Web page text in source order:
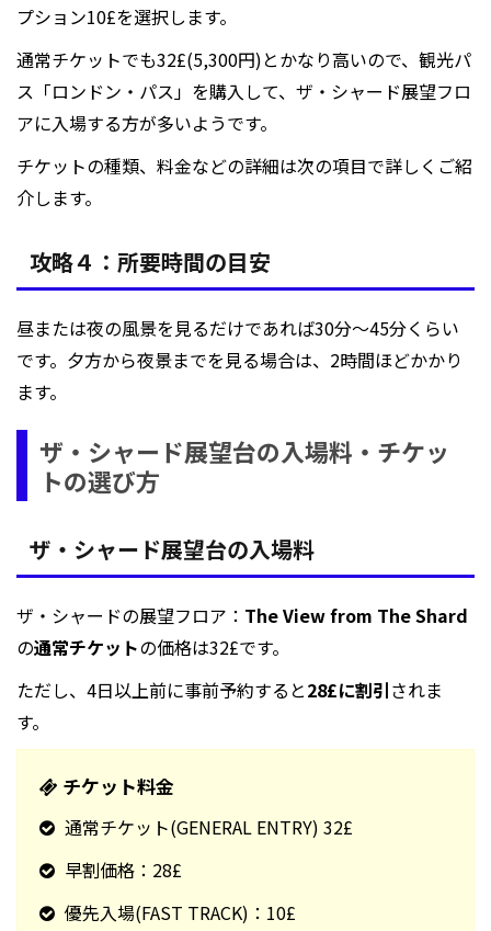
プション10£を選択します。
通常チケットでも32£(5,300円)とかなり高いので、観光パ
ス「ロンドン・パス」を購入して、ザ・シャード展望フロ
アに入場する方が多いようです。
チケットの種類、料金などの詳細は次の項目で詳しくご紹
介します。
攻略４：所要時間の目安
昼または夜の風景を見るだけであれば30分～45分くらい
です。夕方から夜景までを見る場合は、2時間ほどかかり
ます。
ザ・シャード展望台の入場料・チケッ
トの選び方
ザ・シャード展望台の入場料
ザ・シャードの展望フロア： The View from The Shard
の通常チケットの価格は32£です。
ただし、4日以上前に事前予約すると28£に割引されま
す。
チケット料金
通常チケット(GENERAL ENTRY) 32£
早割価格：28£
優先入場(FAST TRACK)：10£